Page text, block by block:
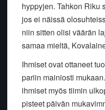
hyppyjen. Tahkon Riku
jos ei näissä
niin sitten olisi väärän
samaa mieltä,
Ihmiset ovat ottaneet
pariin mainiosti
ihmiset myös tiimin
pisteet päivän